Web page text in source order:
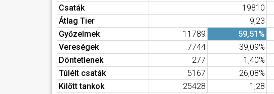
Csaták
19810
Átlag Tier
9,23
Győzelmek
11789 59,51%
Vereségek
7744 39,09%
Döntetlenek
277 1,40%
Túlélt csaták
5167 26,08%
Kilőtt tankok
25428 1,28